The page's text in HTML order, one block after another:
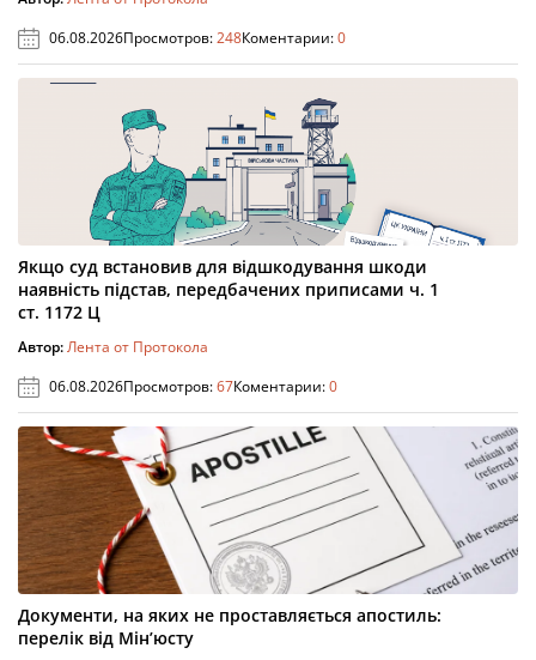
06.08.2026Просмотров:248Коментарии:0
Якщо суд встановив для відшкодування шкоди
наявність підстав, передбачених приписами ч. 1
ст. 1172 Ц
Автор:Лента от Протокола
06.08.2026Просмотров:67Коментарии:0
Документи, на яких не проставляється апостиль:
перелік від Мін’юсту